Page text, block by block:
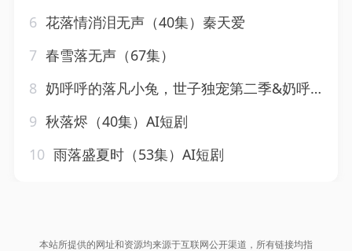
6 花落情消泪无声（40集）秦天爱
7 春雪落无声（67集）
8 奶呼呼的落凡小兔，世子独宠第二季&奶呼呼的落凡小兔世子独宠第二季（41集）AI短剧
9 秋落烬（40集）AI短剧
10 雨落盛夏时（53集）AI短剧
本站所提供的网址和资源均来源于互联网公开渠道，所有链接均指